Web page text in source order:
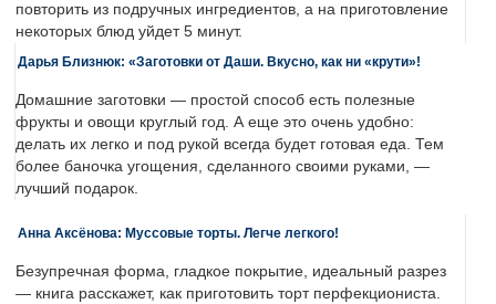
повторить из подручных ингредиентов, а на приготовление
некоторых блюд уйдет 5 минут.
Дарья Близнюк: «Заготовки от Даши. Вкусно, как ни «крути»!
Домашние заготовки — простой способ есть полезные
фрукты и овощи круглый год. А еще это очень удобно:
делать их легко и под рукой всегда будет готовая еда. Тем
более баночка угощения, сделанного своими руками, —
лучший подарок.
Анна Аксёнова: Муссовые торты. Легче легкого!
Безупречная форма, гладкое покрытие, идеальный разрез
— книга расскажет, как приготовить торт перфекциониста.